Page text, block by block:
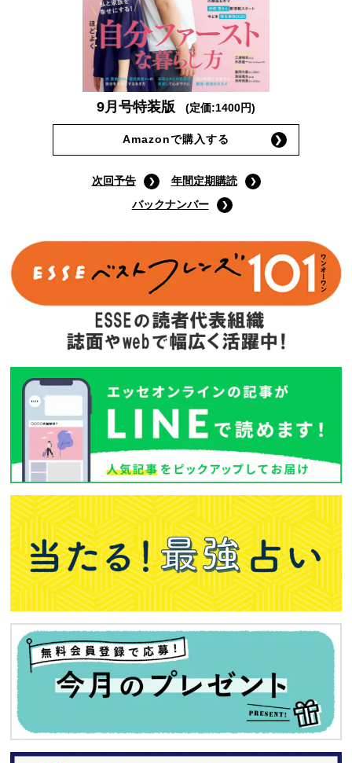
9月号特装版 (定価:1400円)
Amazonで購入する
次回予告
年間定期購読
バックナンバー